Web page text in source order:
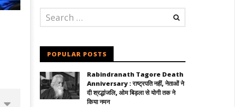
POPULAR POSTS
Rabindranath Tagore Death
Anniversary : राष्ट्रपति नहीं, नेताओं ने
दी श्रद्धांजलि, ओम बिड़ला से योगी तक ने
किया नमन